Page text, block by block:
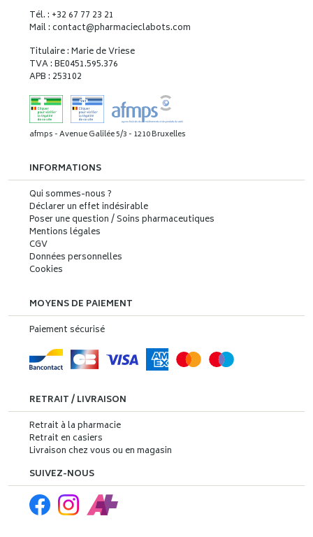
Tél. : +32 67 77 23 21
Mail : contact@pharmacieclabots.com
Titulaire : Marie de Vriese
TVA : BE0451.595.376
APB : 253102
afmps - Avenue Galilée 5/3 - 1210 Bruxelles
INFORMATIONS
Qui sommes-nous ?
Déclarer un effet indésirable
Poser une question / Soins pharmaceutiques
Mentions légales
CGV
Données personnelles
Cookies
MOYENS DE PAIEMENT
Paiement sécurisé
RETRAIT / LIVRAISON
Retrait à la pharmacie
Retrait en casiers
Livraison chez vous ou en magasin
SUIVEZ-NOUS